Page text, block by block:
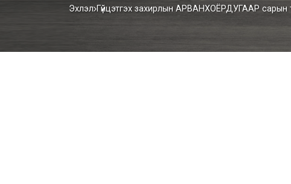
Эхлэл Гүйцэтгэх захирлын АРВАНХОЁРДУГААР сарын